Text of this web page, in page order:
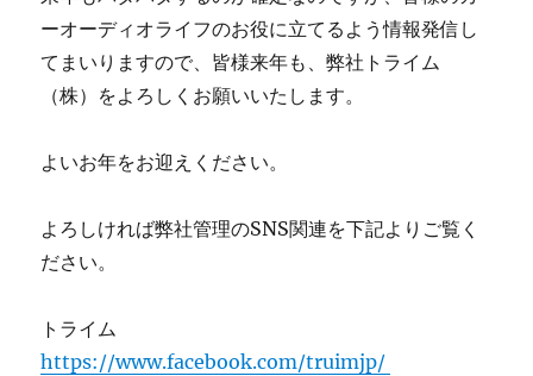
ーオーディオライフのお役に立てるよう情報発信し
てまいりますので、皆様来年も、弊社トライム
（株）をよろしくお願いいたします。
よいお年をお迎えください。
よろしければ弊社管理のSNS関連を下記よりご覧く
ださい。
トライム
https://www.facebook.com/truimjp/